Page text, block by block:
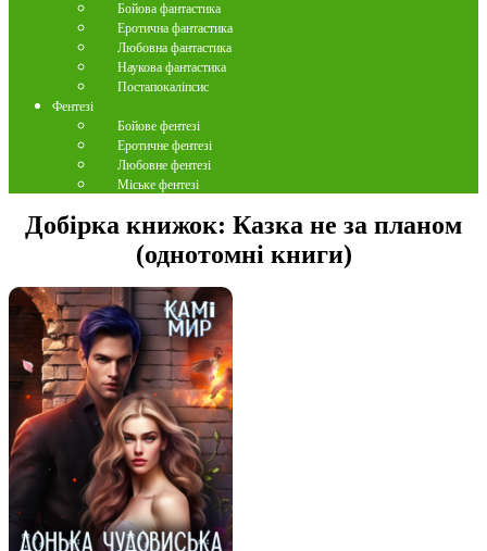
Бойова фантастика
Еротична фантастика
Любовна фантастика
Наукова фантастика
Постапокаліпсис
Фентезі
Бойове фентезі
Еротичне фентезі
Любовне фентезі
Міське фентезі
Добірка книжок: Казка не за планом
(однотомні книги)